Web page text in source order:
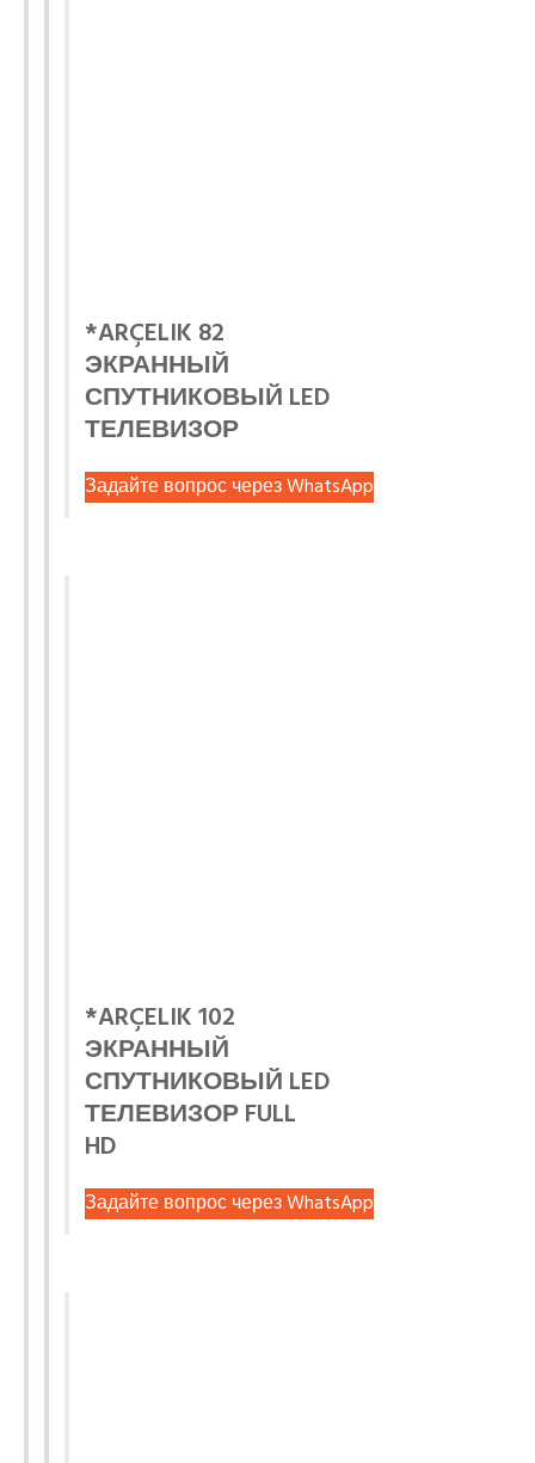
*ARÇELIK 82
ЭКРАННЫЙ
СПУТНИКОВЫЙ LED
ТЕЛЕВИЗОР
Задайте вопрос через WhatsApp
*ARÇELIK 102
ЭКРАННЫЙ
СПУТНИКОВЫЙ LED
ТЕЛЕВИЗОР FULL
HD
Задайте вопрос через WhatsApp